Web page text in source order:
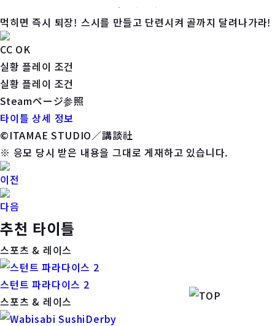
먹히면 즉시 퇴장! 스시를 만들고 단련시켜 골까지 달려나가라!
CC OK
실황 플레이 조건
실황 플레이 조건
Steamページ参照
타이틀 상세 정보
©ITAMAE STUDIO／講談社
※ 응모 당시 받은 내용을 그대로 게재하고 있습니다.
이전
다음
추천 타이틀
스포츠 & 레이스
스턴트 파라다이스 2
스포츠 & 레이스